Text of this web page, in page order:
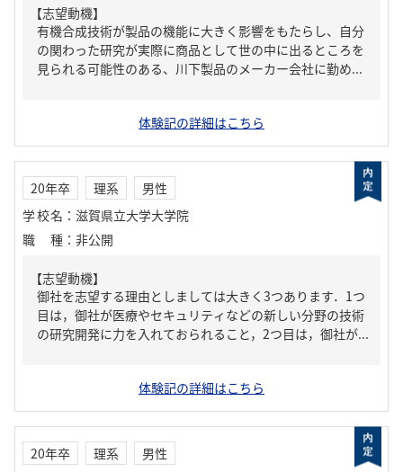
【志望動機】
有機合成技術が製品の機能に大きく影響をもたらし、自分
の関わった研究が実際に商品として世の中に出るところを
見られる可能性のある、川下製品のメーカー会社に勤め...
体験記の詳細はこちら
20年卒 理系
男性
学校名 ： 滋賀県立大学大学院
職種 ： 非公開
【志望動機】
御社を志望する理由としましては大きく3つあります．1つ
目は，御社が医療やセキュリティなどの新しい分野の技術
の研究開発に力を入れておられること，2つ目は，御社が...
体験記の詳細はこちら
20年卒 理系
男性